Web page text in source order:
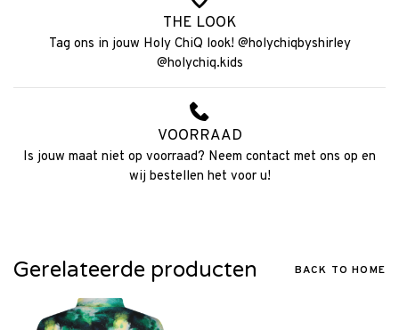
THE LOOK
Tag ons in jouw Holy ChiQ look! @holychiqbyshirley
@holychiq.kids
VOORRAAD
Is jouw maat niet op voorraad? Neem contact met ons op en
wij bestellen het voor u!
Gerelateerde producten BACK TO HOME